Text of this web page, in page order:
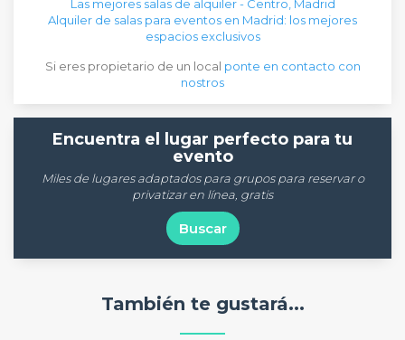
Las mejores salas de alquiler - Centro, Madrid
Alquiler de salas para eventos en Madrid: los mejores
espacios exclusivos
Si eres propietario de un local ponte en contacto con
nostros
Encuentra el lugar perfecto para tu
evento
Miles de lugares adaptados para grupos para reservar o
privatizar en línea, gratis
Buscar
También te gustará...